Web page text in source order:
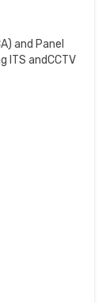
and Panel
ITS andCCTV